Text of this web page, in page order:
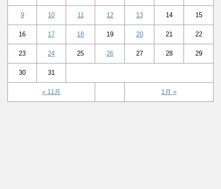
« 11月 1月 »
9 10 11 12 13 14 15
16 17 18 19 20 21 22
23 24 25 26 27 28 29
30 31